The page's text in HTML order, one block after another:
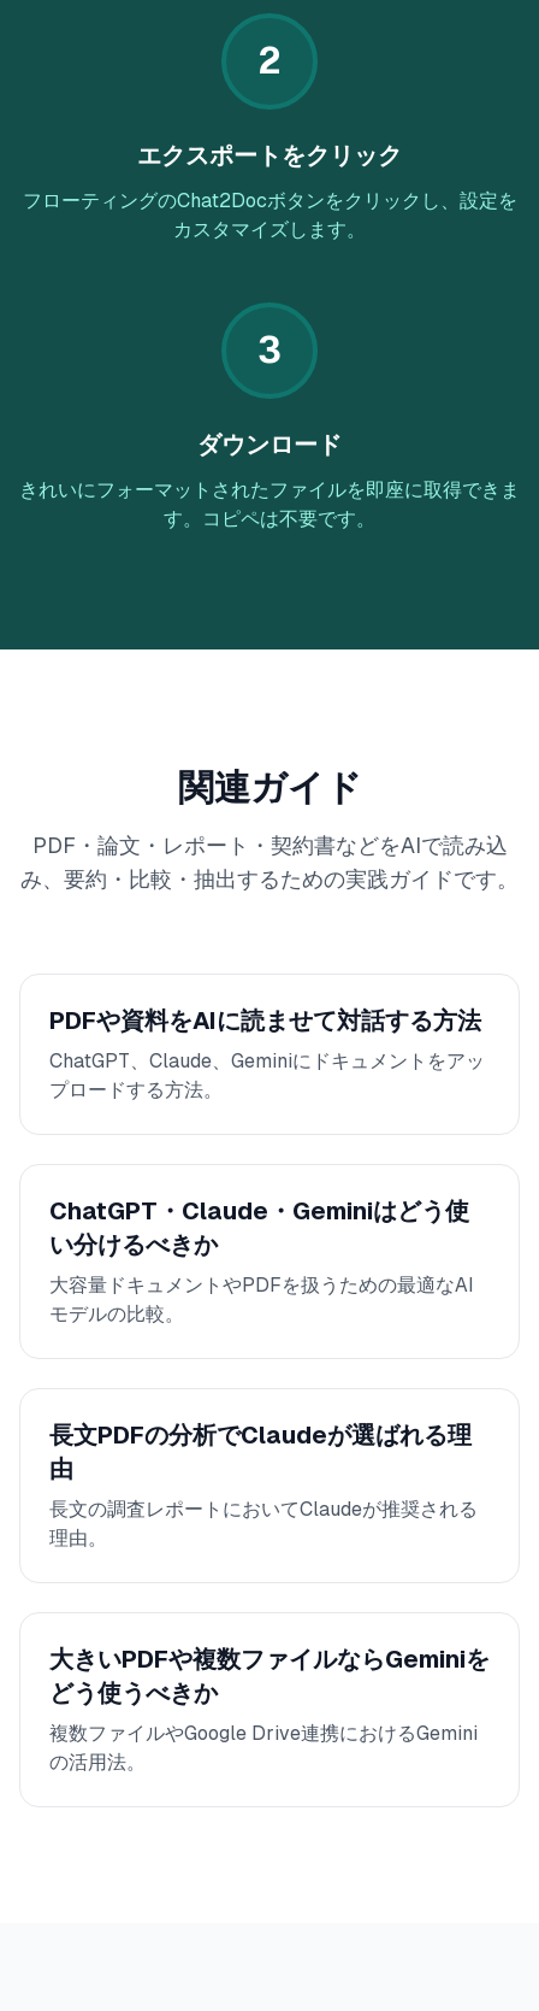
2
エクスポートをクリック
フローティングのChat2Docボタンをクリックし、設定を
カスタマイズします。
3
ダウンロード
きれいにフォーマットされたファイルを即座に取得できま
す。コピペは不要です。
関連ガイド
PDF・論文・レポート・契約書などをAIで読み込
み、要約・比較・抽出するための実践ガイドです。
PDFや資料をAIに読ませて対話する方法
ChatGPT、Claude、Geminiにドキュメントをアッ
プロードする方法。
ChatGPT・Claude・Geminiはどう使
い分けるべきか
大容量ドキュメントやPDFを扱うための最適なAI
モデルの比較。
長文PDFの分析でClaudeが選ばれる理
由
長文の調査レポートにおいてClaudeが推奨される
理由。
大きいPDFや複数ファイルならGeminiを
どう使うべきか
複数ファイルやGoogle Drive連携におけるGemini
の活用法。